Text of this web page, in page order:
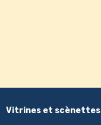
Vitrines et scènettes